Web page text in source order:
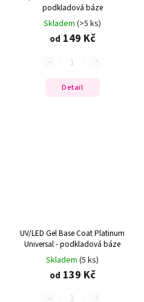
podkladová báze
Skladem (>5 ks)
od 149 Kč
Detail
UV/LED Gel Base Coat Platinum
Universal - podkladová báze
Skladem (5 ks)
od 139 Kč